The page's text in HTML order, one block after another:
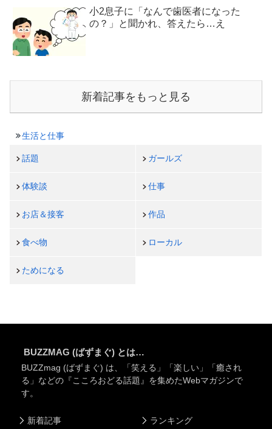
小2息子に「なんで歯医者になった
の？」と聞かれ、答えたら…え
新着記事をもっと見る
生活と仕事
話題 ガールズ
体験談 仕事
お店＆接客 作品
食べ物 ローカル
ためになる
BUZZMAG (ばずまぐ) とは…
BUZZmag (ばずまぐ) は、「笑える」「楽しい」「癒され
る」などの『こころおどる話題』を集めたWebマガジンで
す。
新着記事 ランキング